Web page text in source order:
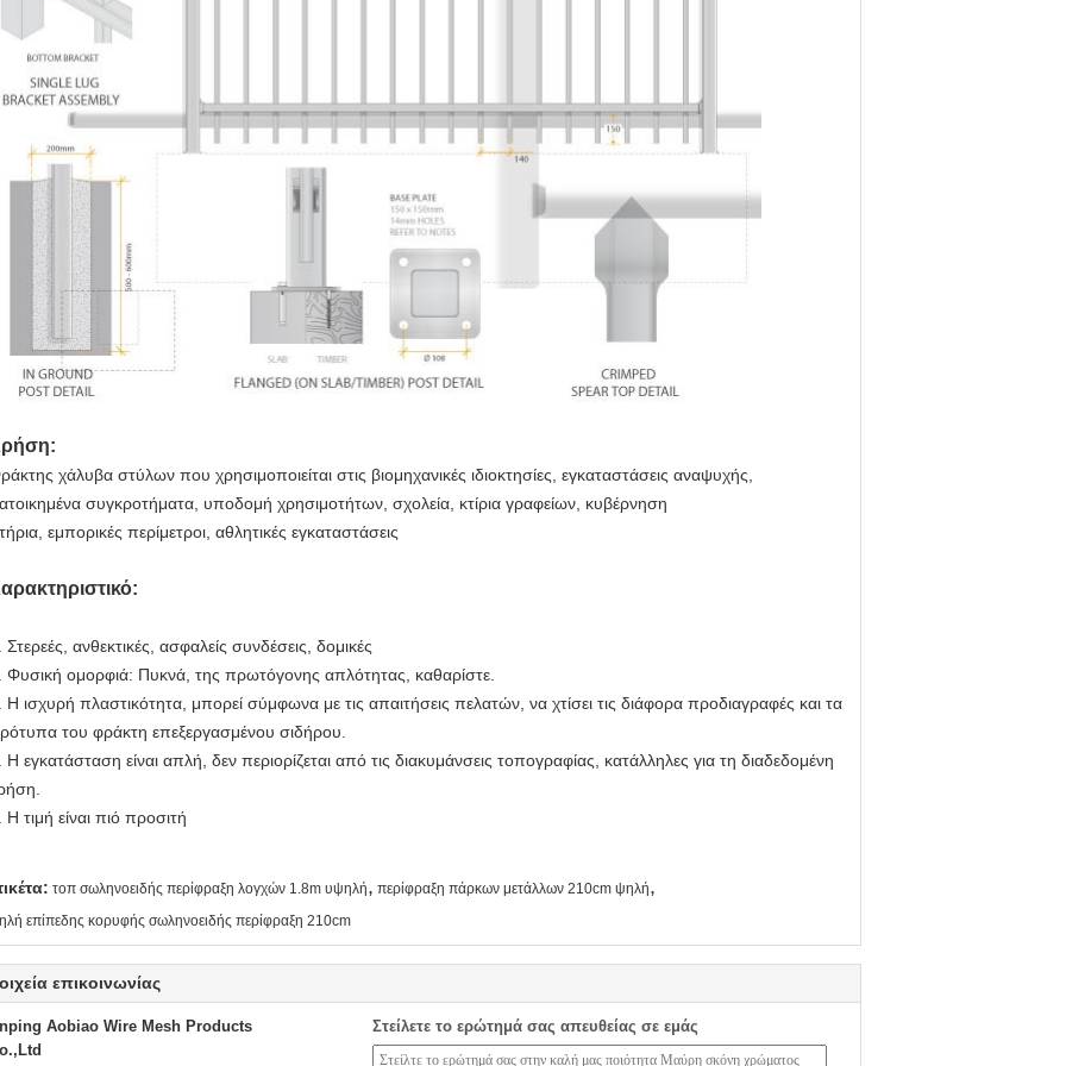
χάλυβα στύλων που χρησιμοποιείται στις βιομηχανικές ιδιοκτησίες, εγκαταστάσεις αναψυχής,
συγκροτήματα, υποδομή χρησιμοτήτων, σχολεία, κτίρια γραφείων, κυβέρνηση
εμπορικές περίμετροι, αθλητικές εγκαταστάσεις
Στερεές, ανθεκτικές, ασφαλείς συνδέσεις, δομικές
Φυσική ομορφιά: Πυκνά, της πρωτόγονης απλότητας, καθαρίστε.
Η ισχυρή πλαστικότητα, μπορεί σύμφωνα με τις απαιτήσεις πελατών, να χτίσει τις διάφορα προδιαγραφές και τα
του φράκτη επεξεργασμένου σιδήρου.
Η εγκατάσταση είναι απλή, δεν περιορίζεται από τις διακυμάνσεις τοπογραφίας, κατάλληλες για τη διαδεδομένη
Η τιμή είναι πιό προσιτή
τοπ σωληνοειδής περίφραξη λογχών 1.8m υψηλή, περίφραξη πάρκων μετάλλων 210cm ψηλή,
επίπεδης κορυφής σωληνοειδής περίφραξη 210cm
επικοινωνίας
Aobiao Wire Mesh Products
Στείλετε το ερώτημά σας απευθείας σε εμάς